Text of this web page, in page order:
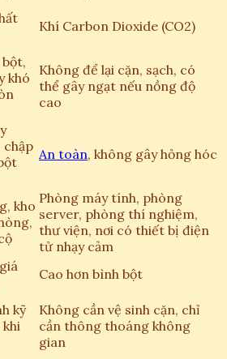
Khí Carbon Dioxide (CO2)
khó
Không để lại cặn, sạch, có
thể gây ngạt nếu nồng độ
cao
chập An toàn, không gây hỏng hóc
kho Phòng máy tính, phòng
server, phòng thí nghiệm,
thư viện, nơi có thiết bị điện
tử nhạy cảm
Cao hơn bình bột
kỹ
Không cần vệ sinh cặn, chỉ
cần thông thoáng không
gian